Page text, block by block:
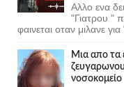
Αλλο ενα
"Γιατρου "
φαινεται οταν μιλανε για
Μια απο τα
νοσοκομείο